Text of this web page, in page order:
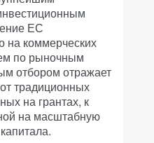
ЕС
на коммерческих
по рыночным
отбором отражает
традиционных
на грантах, к
на масштабную